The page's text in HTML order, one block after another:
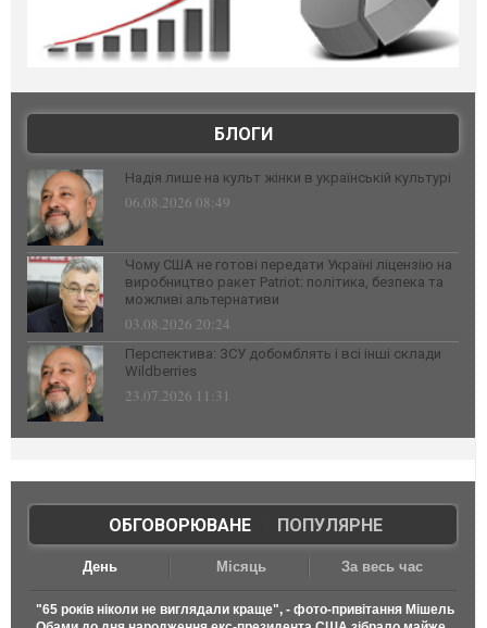
БЛОГИ
Надія лише на культ жінки в українській культурі
06.08.2026 08:49
Чому США не готові передати Україні ліцензію на
виробництво ракет Patriot: політика, безпека та
можливі альтернативи
03.08.2026 20:24
Перспектива: ЗСУ добомблять і всі інші склади
Wildberries
23.07.2026 11:31
ОБГОВОРЮВАНЕ| ПОПУЛЯРНЕ
День Місяць За весь час
"65 років ніколи не виглядали краще", - фото-привітання Мішель